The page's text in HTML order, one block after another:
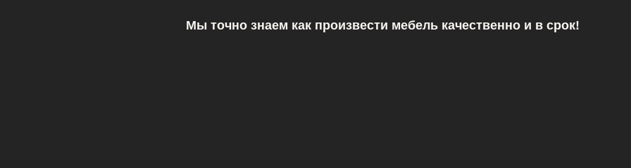
Мы точно знаем как произвести мебель качественно и в срок!